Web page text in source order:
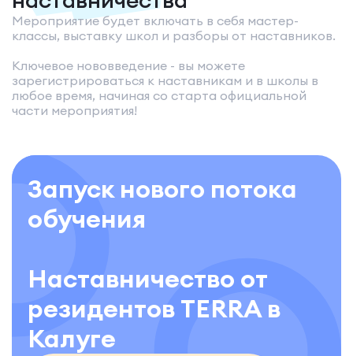
Мероприятие будет включать в себя мастер-
классы, выставку школ и разборы от наставников.
Ключевое нововведение - вы можете
зарегистрироваться к наставникам и в школы в
любое время, начиная со старта официальной
части мероприятия!
Запуск нового потока
обучения
Наставничество от
резидентов TERRA в
Калуге